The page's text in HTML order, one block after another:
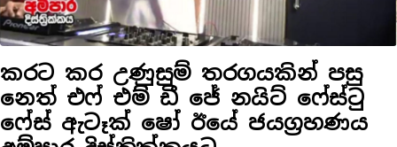
කරට කර උණුසුම් තරගයකින් පසු
නෙත් එෆ් එම් ඩී ජේ නයිට් ෆේස්ටු
ෆේස් ඇටෑක් ෂෝ ඊයේ ජයග්‍රහණය